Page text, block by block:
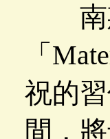
南斯
「
祝的
間，